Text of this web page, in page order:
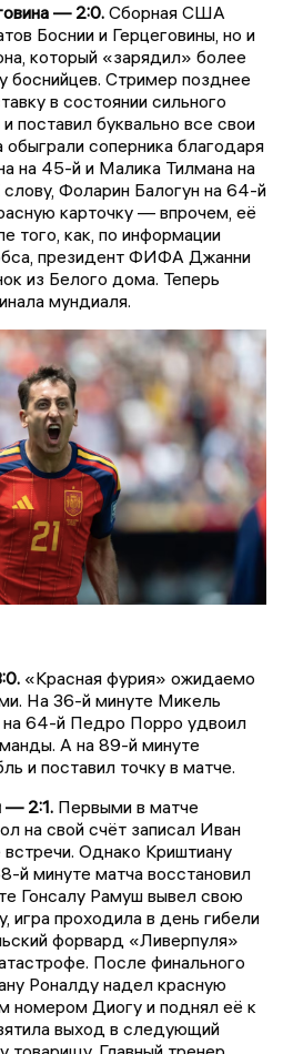
— 2:0. Сборная США
Боснии и Герцеговины, но и
который «зарядил» более
боснийцев. Стример позднее
в состоянии сильного
поставил буквально все свои
обыграли соперника благодаря
на 45-й и Малика Тилмана на
Фоларин Балогун на 64-й
карточку — впрочем, её
того, как, по информации
президент ФИФА Джанни
из Белого дома. Теперь
мундиаля.
«Красная фурия» ожидаемо
На 36-й минуте Микель
на 64-й Педро Порро удвоил
А на 89-й минуте
и поставил точку в матче.
— 2:1. Первыми в матче
на свой счёт записал Иван
Однако Криштиану
й минуте матча восстановил
Гонсалу Рамуш вывел свою
игра проходила в день гибели
форвард «Ливерпуля»
После финального
Роналду надел красную
номером Диогу и поднял её к
выход в следующий